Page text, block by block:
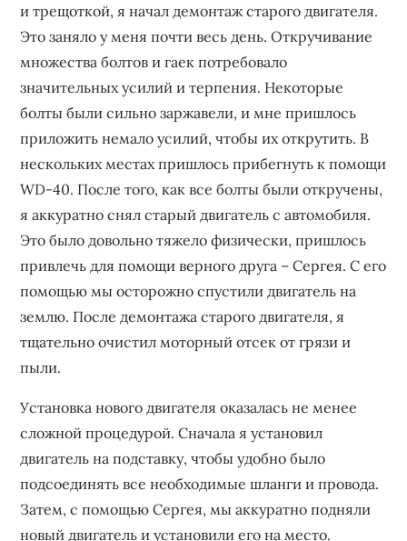
и трещоткой, я начал демонтаж старого двигателя.
Это заняло у меня почти весь день. Откручивание
множества болтов и гаек потребовало
значительных усилий и терпения. Некоторые
болты были сильно заржавели, и мне пришлось
приложить немало усилий, чтобы их открутить. В
нескольких местах пришлось прибегнуть к помощи
WD-40. После того, как все болты были откручены,
я аккуратно снял старый двигатель с автомобиля.
Это было довольно тяжело физически, пришлось
привлечь для помощи верного друга – Сергея. С его
помощью мы осторожно спустили двигатель на
землю. После демонтажа старого двигателя, я
тщательно очистил моторный отсек от грязи и
пыли.
Установка нового двигателя оказалась не менее
сложной процедурой. Сначала я установил
двигатель на подставку, чтобы удобно было
подсоединять все необходимые шланги и провода.
Затем, с помощью Сергея, мы аккуратно подняли
новый двигатель и установили его на место.